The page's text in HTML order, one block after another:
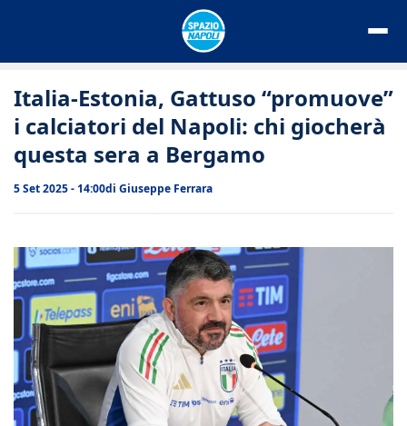
Italia-Estonia, Gattuso “promuove”
i calciatori del Napoli: chi giocherà
questa sera a Bergamo
5 Set 2025 - 14:00di Giuseppe Ferrara